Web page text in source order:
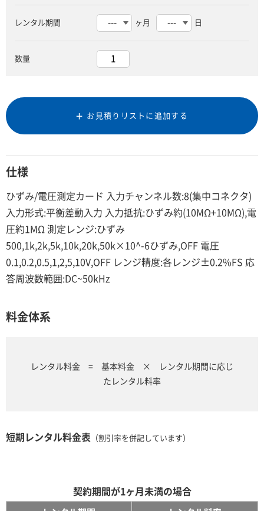
レンタル期間 ヶ月 日
数量
お見積りリストに追加する
仕様
ひずみ/電圧測定カード 入力チャンネル数:8(集中コネクタ)
入力形式:平衡差動入力 入力抵抗:ひずみ約(10MΩ+10MΩ),電
圧約1MΩ 測定レンジ:ひずみ
500,1k,2k,5k,10k,20k,50k×10^-6ひずみ,OFF 電圧
0.1,0.2,0.5,1,2,5,10V,OFF レンジ精度:各レンジ±0.2%FS 応
答周波数範囲:DC~50kHz
料金体系
レンタル料金 = 基本料金 × レンタル期間に応じ
たレンタル料率
短期レンタル料金表 （割引率を併記しています）
契約期間が1ヶ月未満の場合